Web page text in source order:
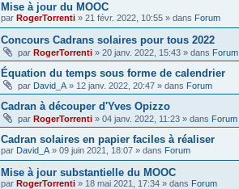
Mise à jour du MOOC
par RogerTorrenti » 21 févr. 2022, 10:55 » dans Forum
Concours Cadrans solaires pour tous 2022
par RogerTorrenti » 20 janv. 2022, 15:43 » dans Forum
Équation du temps sous forme de calendrier
par David_A » 12 janv. 2022, 20:47 » dans Forum
Cadran à découper d'Yves Opizzo
par RogerTorrenti » 04 janv. 2022, 11:23 » dans Forum
Cadran solaires en papier faciles à réaliser
par David_A » 09 juin 2021, 18:07 » dans Forum
Mise à jour substantielle du MOOC
par RogerTorrenti » 18 mai 2021, 17:34 » dans Forum